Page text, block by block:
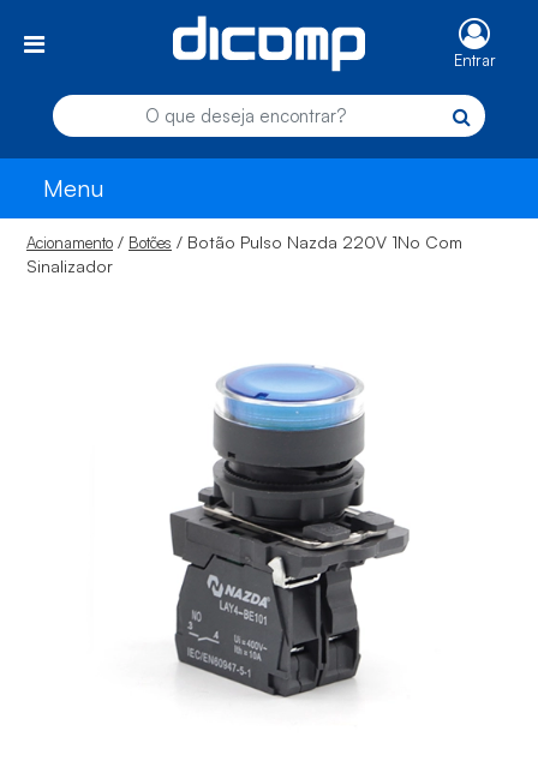
Entrar
Menu
Acionamento / Botões / Botão Pulso Nazda 220V 1No Com
Sinalizador